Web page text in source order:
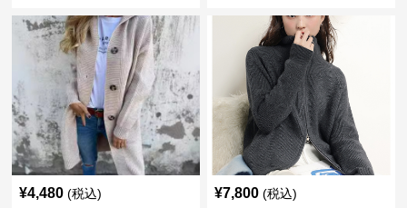
¥4,480 (税込) ¥7,800 (税込)